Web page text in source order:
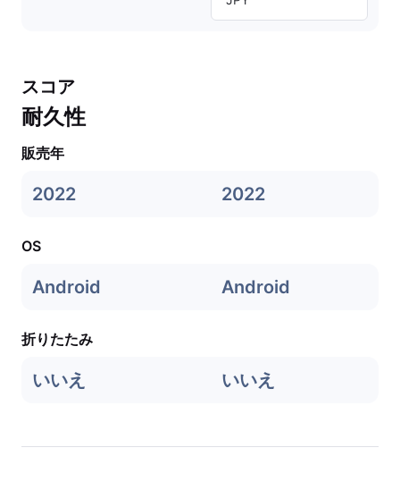
スコア
耐久性
販売年
2022 2022
OS
Android Android
折りたたみ
いいえ いいえ